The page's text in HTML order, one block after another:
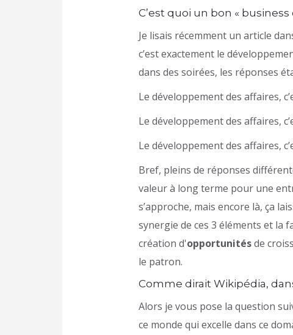
C’est quoi un bon « business
Je lisais récemment un article
c’est exactement le
dans des soirées, les réponses
Le développement des affaires,
Le développement des affaires,
Le développement des affaires,
Bref, pleins de réponses
valeur à long terme pour une
s’approche, mais encore là, ça
synergie de ces 3 éléments et la
création d'opportunitésde
le patron.
Comme dirait Wikipédia,
Alors je vous pose la question
ce monde qui excelle dans ce